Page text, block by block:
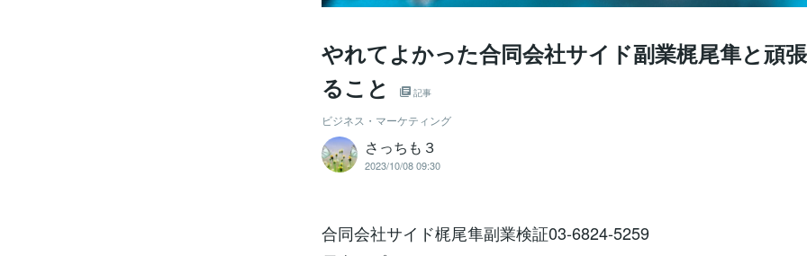
やれてよかった合同会社サイド副業梶尾隼と頑
ること
記事
ビジネス・マーケティング
さっちも３
2023/10/08 09:30
合同会社サイド梶尾隼副業検証03-6824-5259